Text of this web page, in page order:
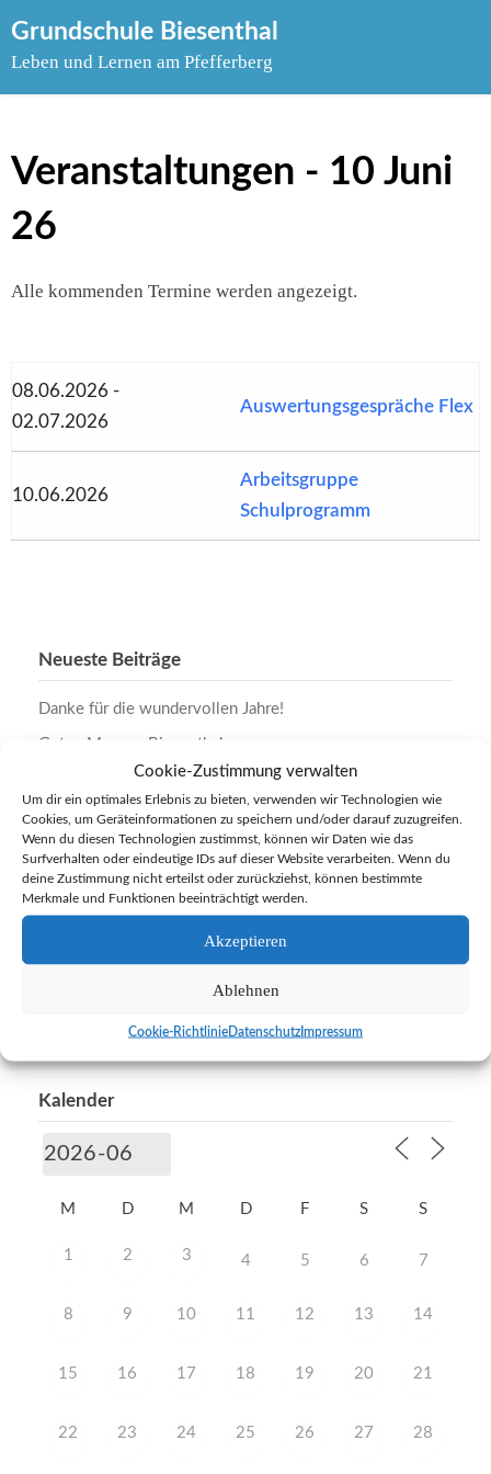
Cookie-Zustimmung verwalten
Um dir ein optimales Erlebnis zu bieten, verwenden wir Technologien wie
Cookies, um Geräteinformationen zu speichern und/oder darauf zuzugreifen.
Wenn du diesen Technologien zustimmst, können wir Daten wie das
Surfverhalten oder eindeutige IDs auf dieser Website verarbeiten. Wenn du
deine Zustimmung nicht erteilst oder zurückziehst, können bestimmte
Merkmale und Funktionen beeinträchtigt werden.
Akzeptieren
Ablehnen
Cookie-Richtlinie Datenschutz Impressum
to
Grundschule Biesenthal
Leben und Lernen am Pfefferberg
Veranstaltungen - 10 Juni
26
Alle kommenden Termine werden angezeigt.
08.06.2026 -
02.07.2026
Auswertungsgespräche Flex
10.06.2026
Arbeitsgruppe
Schulprogramm
Neueste Beiträge
Danke für die wundervollen Jahre!
Guten Morgen Biesenthal
Englischolympiade 2026
Regionalfinale Leichtathletik 2026
Kinderfest 2026
Das Atrium lebt
Wat för e Zick
Neue Arbeitsgemeinschaften
Wir sagen DANKE
Kalender
M D M D F S S
1 2 3 4 5 6 7
8 9 10 11 12 13 14
15 16 17 18 19 20 21
22 23 24 25 26 27 28